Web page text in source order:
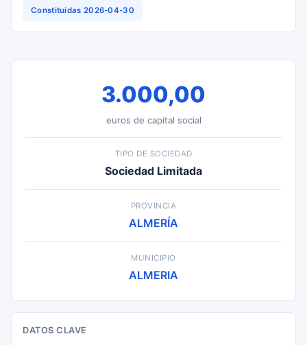
Constituidas 2026-04-30
3.000,00
euros de capital social
TIPO DE SOCIEDAD
Sociedad Limitada
PROVINCIA
ALMERÍA
MUNICIPIO
ALMERIA
DATOS CLAVE